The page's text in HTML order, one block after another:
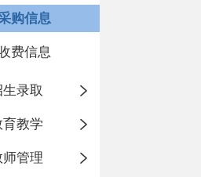
购信息
费信息
生录取
育教学
师管理